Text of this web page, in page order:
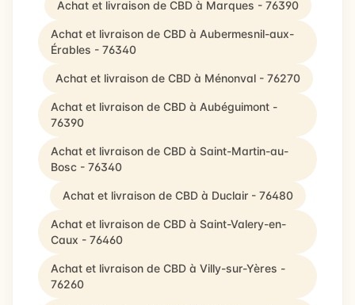
Achat et livraison de CBD à Marques - 76390
Achat et livraison de CBD à Aubermesnil-aux-
Érables - 76340
Achat et livraison de CBD à Ménonval - 76270
Achat et livraison de CBD à Aubéguimont -
76390
Achat et livraison de CBD à Saint-Martin-au-
Bosc - 76340
Achat et livraison de CBD à Duclair - 76480
Achat et livraison de CBD à Saint-Valery-en-
Caux - 76460
Achat et livraison de CBD à Villy-sur-Yères -
76260